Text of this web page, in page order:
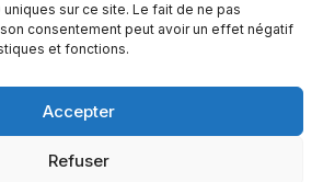
sur ce site. Le fait de ne pas
consentement peut avoir un effet négatif
et fonctions.
Accepter
Refuser
Inc |
et développé par Chameleon Ideas